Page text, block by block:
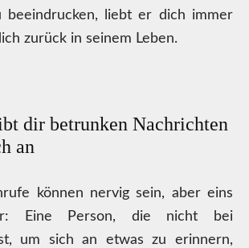
beeindrucken, liebt er dich immer
zurück in seinem Leben.
dir betrunken Nachrichten
an
können nervig sein, aber eins
Eine Person, die nicht bei
um sich an etwas zu erinnern,